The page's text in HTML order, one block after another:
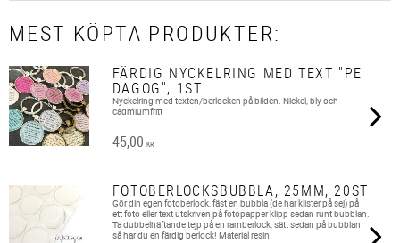
MEST KÖPTA PRODUKTER:
FÄRDIG NYCKELRING MED TEXT "PE
DAGOG", 1ST
Nyckelring med texten/berlocken på bilden. Nickel, bly och
cadmiumfritt
45,00 KR
FOTOBERLOCKSBUBBLA, 25MM, 20ST
Gör din egen fotoberlock, fäst en bubbla (de har klister på sej) på
ett foto eller text utskriven på fotopapper klipp sedan runt bubblan.
Ta dubbelhäftande tejp på en ramberlock, sätt sedan på bubblan
så har du en färdig berlock! Material resin.